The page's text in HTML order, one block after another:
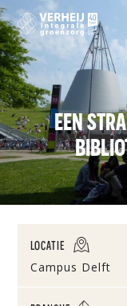
EEN
LOCATIE
Campus Delft